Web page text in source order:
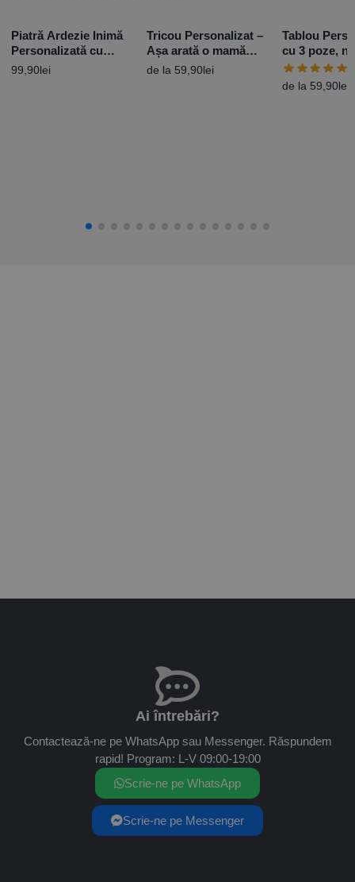
Piatră Ardezie Inimă
Personalizată cu
mesaj – 8 Martie
99,90lei
Tricou Personalizat –
Așa arată o mamă
adevărată
de la 59,90lei
Tablou
cu 3 poze,
dată
de la 59,90lei
Ai întrebări?
Contactează-ne pe WhatsApp sau Messenger. Răspundem
rapid! Program: L-V 09:00-19:00
Scrie-ne pe WhatsApp
Scrie-ne pe Messenger